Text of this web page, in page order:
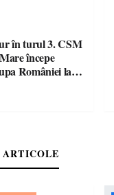
în turul 3. CSM
începe
României la